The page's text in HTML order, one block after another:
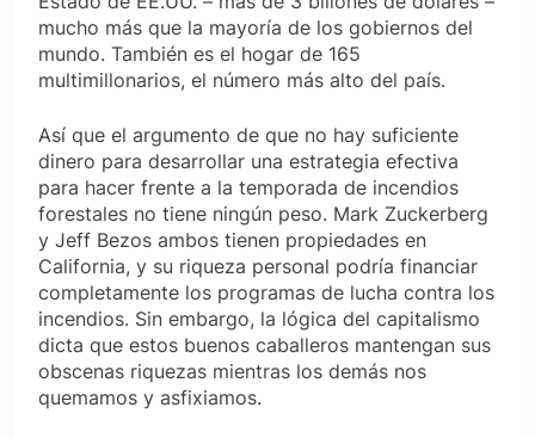
mucho más que la mayoría de los gobiernos del
mundo. También es el hogar de 165
multimillonarios, el número más alto del país.
Así que el argumento de que no hay suficiente
dinero para desarrollar una estrategia efectiva
para hacer frente a la temporada de incendios
forestales no tiene ningún peso. Mark Zuckerberg
y Jeff Bezos ambos tienen propiedades en
California, y su riqueza personal podría financiar
completamente los programas de lucha contra los
incendios. Sin embargo, la lógica del capitalismo
dicta que estos buenos caballeros mantengan sus
obscenas riquezas mientras los demás nos
quemamos y asfixiamos.